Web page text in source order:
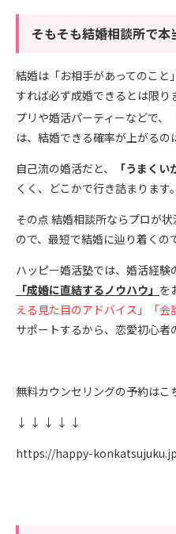
そもそも結婚相談所で本
結婚は「お相手があってのこと
すれば必ず成婚できるとは限
プリや婚活パーティーなどで、
は、結婚できる確率が上がるの
自己流の婚活だと、
「うまくい
くく、どこかで行き詰まります。
その点 結婚相談所ならプロが
ので、最短で結婚に辿り着くの
ハッピー婚活塾では、婚活経
「成婚に直結するノウハウ」 を
える見た目のアドバイス」「会
サポートするから、恋愛初心者
無料カウンセリングの予約はこ
↓ ↓ ↓ ↓ ↓
https://happy-